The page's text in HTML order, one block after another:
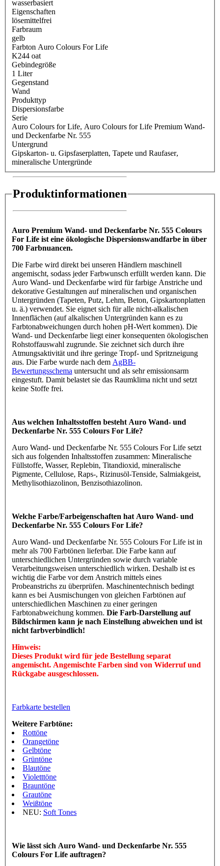
wasserbasiert
Eigenschaften
lösemittelfrei
Farbraum
gelb
Farbton Auro Colours For Life
K244 oat
Gebindegröße
1 Liter
Gegenstand
Wand
Produkttyp
Dispersionsfarbe
Serie
Auro Colours for Life, Auro Colours for Life Premium Wand-
und Deckenfarbe Nr. 555
Untergrund
Gipskarton- u. Gipsfaserplatten, Tapete und Raufaser,
mineralische Untergründe
Produktinformationen
Auro Premium Wand- und Deckenfarbe Nr. 555 Colours
For Life ist eine ökologische Dispersionswandfarbe in über
700 Farbnuancen.
Die Farbe wird direkt bei unseren Händlern maschinell
angemischt, sodass jeder Farbwunsch erfüllt werden kann. Die
Auro Wand- und Deckenfarbe wird für farbige Anstriche und
dekorative Gestaltungen auf mineralischen und organischen
Untergründen (Tapeten, Putz, Lehm, Beton, Gipskartonplatten
u. ä.) verwendet. Sie eignet sich für alle nicht-alkalischen
Innenflächen (auf alkalischen Untergründen kann es zu
Farbtonabweichungen durch hohen pH-Wert kommen). Die
Wand- und Deckenfarbe liegt einer konsequenten ökologischen
Rohstoffauswahl zugrunde. Sie zeichnet sich durch ihre
Atmungsaktivität und ihre geringe Tropf- und Spritzneigung
aus. Die Farbe wurde nach dem AgBB-
Bewertungsschema untersucht und als sehr emissionsarm
eingestuft. Damit belastet sie das Raumklima nicht und setzt
keine Stoffe frei.
Aus welchen Inhaltsstoffen besteht Auro Wand- und
Deckenfarbe Nr. 555 Colours For Life?
Auro Wand- und Deckenfarbe Nr. 555 Colours For Life setzt
sich aus folgenden Inhaltsstoffen zusammen: Mineralische
Füllstoffe, Wasser, Replebin, Titandioxid, mineralische
Pigmente, Cellulose, Raps-, Rizinusöl-Tenside, Salmiakgeist,
Methylisothiazolinon, Benzisothiazolinon.
Welche Farbe/Farbeigenschaften hat Auro Wand- und
Deckenfarbe Nr. 555 Colours For Life?
Auro Wand- und Deckenfarbe Nr. 555 Colours For Life ist in
mehr als 700 Farbtönen lieferbar. Die Farbe kann auf
unterschiedlichen Untergründen sowie durch variable
Verarbeitungsweisen unterschiedlich wirken. Deshalb ist es
wichtig die Farbe vor dem Anstrich mittels eines
Probeanstrichs zu überprüfen. Maschinentechnisch bedingt
kann es bei Ausmischungen von gleichen Farbtönen auf
unterschiedlichen Maschinen zu einer geringen
Farbtonabweichung kommen. Die Farb-Darstellung auf
Bildschirmen kann je nach Einstellung abweichen und ist
nicht farbverbindlich!
Hinweis:
Dieses Produkt wird für jede Bestellung separat
angemischt. Angemischte Farben sind von Widerruf und
Rückgabe ausgeschlossen.
Farbkarte bestellen
Weitere Farbtöne:
Rottöne
Orangetöne
Gelbtöne
Grüntöne
Blautöne
Violetttöne
Brauntöne
Grautöne
Weißtöne
NEU: Soft Tones
Wie lässt sich Auro Wand- und Deckenfarbe Nr. 555
Colours For Life auftragen?